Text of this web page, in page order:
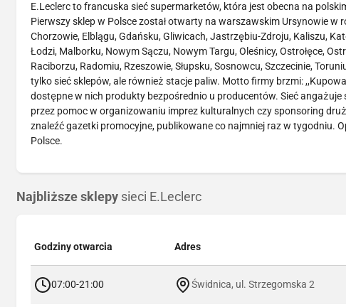
E.Leclerc to francuska sieć supermarketów, która jest obecna na
Pierwszy sklep w Polsce został otwarty na warszawskim Ursynowie w
Chorzowie, Elblągu, Gdańsku, Gliwicach, Jastrzębiu-Zdroju, Kaliszu,
Łodzi, Malborku, Nowym Sączu, Nowym Targu, Oleśnicy, Ostrołęce,
Raciborzu, Radomiu, Rzeszowie, Słupsku, Sosnowcu, Szczecinie,
tylko sieć sklepów, ale również stacje paliw. Motto firmy brzmi:
dostępne w nich produkty bezpośrednio u producentów. Sieć
przez pomoc w organizowaniu imprez kulturalnych czy sponsoring
znaleźć gazetki promocyjne, publikowane co najmniej raz w tygodniu.
Polsce.
Najbliższe sklepy sieci E.Leclerc
Godziny otwarcia Adres
07:00-21:00 Świdnica, ul. Strzegomska 2